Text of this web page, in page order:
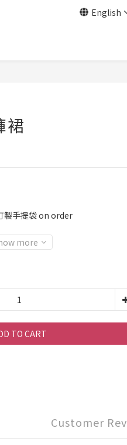
English
裙
製手提袋 on order
more
TO CART
Customer